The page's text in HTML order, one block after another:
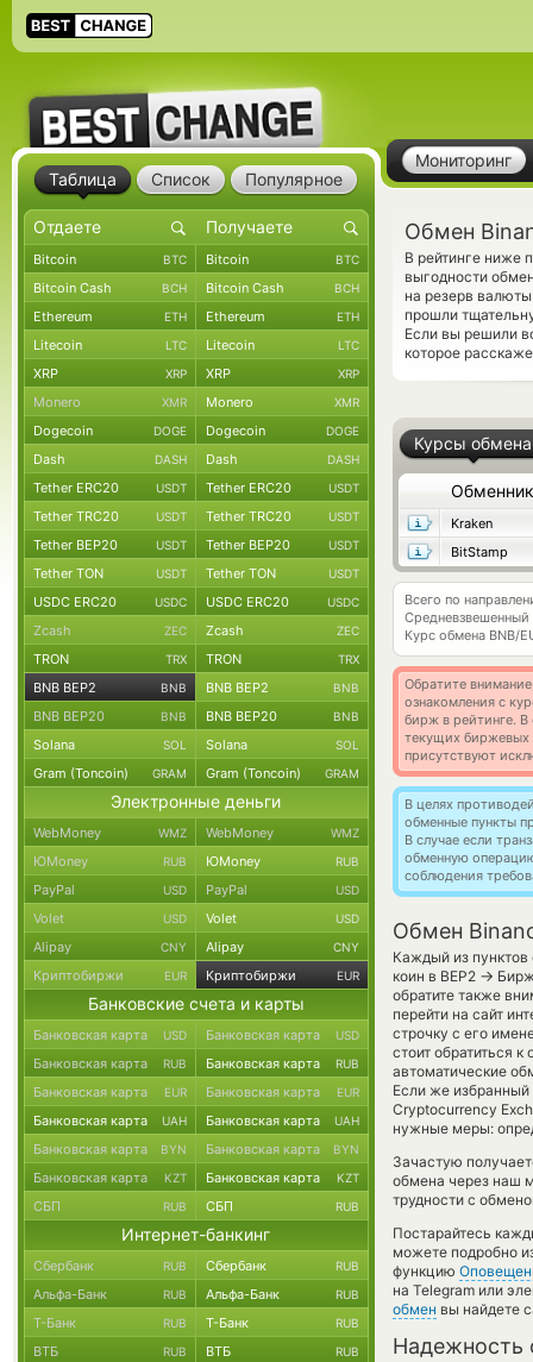
Мониторинг
Обмен
В рейтинге ниже
выгодности
на резерв
прошли
Если вы решили
которое
Курсы обмена
Обменник
Kraken
BitStamp
Всего по
Курс обмена BNB/
Обратите
ознакомления с
бирж в рейтинге. В
текущих биржевых
присутствуют
В целях
обменные пункты
В случае если
обменную
соблюдения
Обмен
Каждый из пунктов
коин в BEP2 →
обратите также
перейти на сайт
строчку с его
стоит обратиться
автоматические
Если же избранный
Cryptocurrency
нужные меры:
Зачастую
обмена через наш
трудности с
Постарайтесь
можете подробно
функцию
на Telegram или
обмен вы найдете
Надежность
Таблица Список Популярное
Bitcoin BTC Bitcoin BTC
Bitcoin Cash BCH Bitcoin Cash BCH
Ethereum ETH Ethereum ETH
Litecoin LTC Litecoin LTC
XRP XRP XRP XRP
Monero XMR Monero XMR
Dogecoin DOGE Dogecoin DOGE
Dash DASH Dash DASH
Tether ERC20 USDT Tether ERC20 USDT
Tether TRC20 USDT Tether TRC20 USDT
Tether BEP20 USDT Tether BEP20 USDT
Tether TON USDT Tether TON USDT
USDC ERC20 USDC USDC ERC20 USDC
Zcash ZEC Zcash ZEC
TRON TRX TRON TRX
BNB BEP2 BNB BNB BEP2 BNB
BNB BEP20 BNB BNB BEP20 BNB
Solana SOL Solana SOL
Gram (Toncoin) GRAM Gram (Toncoin) GRAM
Электронные деньги
WebMoney WMZ WebMoney WMZ
ЮMoney RUB ЮMoney RUB
PayPal USD PayPal USD
Volet USD Volet USD
Alipay CNY Alipay CNY
Криптобиржи EUR Криптобиржи EUR
Банковские счета и карты
Банковская карта USD Банковская карта USD
Банковская карта RUB Банковская карта RUB
Банковская карта EUR Банковская карта EUR
Банковская карта UAH Банковская карта UAH
Банковская карта BYN Банковская карта BYN
Банковская карта KZT Банковская карта KZT
СБП RUB СБП RUB
Интернет-банкинг
Сбербанк RUB Сбербанк RUB
Альфа-Банк RUB Альфа-Банк RUB
Т-Банк RUB Т-Банк RUB
ВТБ RUB ВТБ RUB